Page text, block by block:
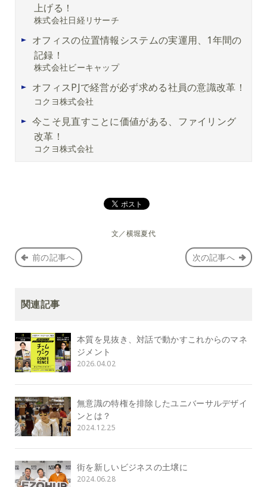
上げる！
株式会社日経リサーチ
オフィスの位置情報システムの実運用、1年間の
記録！
株式会社ビーキャップ
オフィスPJで経営が必ず求める社員の意識改革！
コクヨ株式会社
今こそ見直すことに価値がある、ファイリング
改革！
コクヨ株式会社
文／横堀夏代
前の記事へ 次の記事へ
関連記事
本質を見抜き、対話で動かすこれからのマネ
ジメント
2026.04.02
無意識の特権を排除したユニバーサルデザイ
ンとは？
2024.12.25
街を新しいビジネスの土壌に
2024.06.28